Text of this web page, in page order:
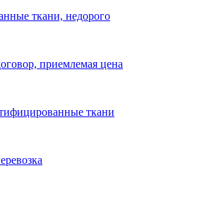
ткани, недорого
приемлемая цена
ткани